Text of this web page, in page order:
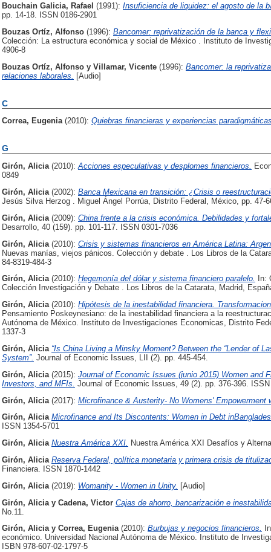
Bouchain Galicia, Rafael (1991): Insuficiencia de liquidez: el agosto de la
pp. 14-18. ISSN 0186-2901
Bouzas Ortíz, Alfonso (1996): Bancomer: reprivatización de la banca y
Colección: La estructura económica y social de México . Instituto de
4906-8
Bouzas Ortíz, Alfonso y Villamar, Vicente (1996): Bancomer: la
relaciones laborales.
[Audio]
C
Correa, Eugenia (2010): Quiebras financieras y experiencias
G
Girón, Alicia (2010):Acciones especulativas y desplomes financieros.
0849
Girón, Alicia (2002): Banca Mexicana en transición: ¿Crisis o
Jesús Silva Herzog . Miguel Ángel Porrúa, Distrito Federal, México, pp. 47-
Girón, Alicia (2009): China frente a la crisis económica. Debilidades y
Desarrollo, 40 (159). pp. 101-117. ISSN 0301-7036
Girón, Alicia (2010): Crisis y sistemas financieros en América Latina:
Nuevas manías, viejos pánicos. Colección y debate . Los Libros de la
84-8319-484-3
Girón, Alicia (2010): Hegemonía del dólar y sistema financiero paralelo.
In:
Colección Investigación y Debate . Los Libros de la Catarata, Madrid,
Girón, Alicia (2010): Hipótesis de la inestabilidad financiera.
Pensamiento Poskeynesiano: de la inestabilidad financiera a la
Autónoma de México. Instituto de Investigaciones Economicas, Distrito
1337-3
Girón, Alicia “Is China Living a Minsky Moment? Between the “Lender of
System”. Journal of Economic Issues, LII (2). pp. 445-454.
Girón, Alicia (2015): Journal of Economic Issues (junio 2015) Women and
Investors, and MFIs. Journal of Economic Issues, 49 (2). pp. 376-396. ISSN
Girón, Alicia (2017): Microfinance & Austerity- No Womens' Empowerment
Girón, Alicia Microfinance and Its Discontents: Women in Debt
ISSN 1354-5701
Girón, Alicia Nuestra América XXI. Nuestra América XXI Desafíos y
Girón, Alicia Reserva Federal, política monetaria y primera crisis de
Financiera. ISSN 1870-1442
Girón, Alicia (2019): Womanity - Women in Unity. [Audio]
Girón, Alicia y Cadena, Victor Cajas de ahorro, bancarización e
No.11.
Girón, Aliciay Correa, Eugenia (2010): Burbujas y negocios financieros.
económico. Universidad Nacional Autónoma de México. Instituto de
ISBN 978-607-02-1797-5